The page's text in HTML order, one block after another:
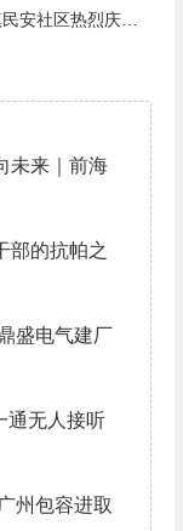
安社区热烈庆祝
未来｜前海
部的抗帕之
通无人接听